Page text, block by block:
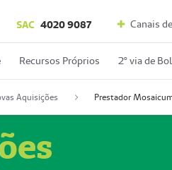
SAC 4020 9087 Canais
Recursos Próprios 2º via de
Aquisições